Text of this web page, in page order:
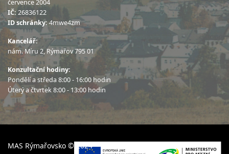
července 2004
IČ: 26836122
ID schránky:4mwe4zm
Kancelář:
nám. Míru 2, Rýmařov 795 01
Konzultační hodiny:
Pondělí a středa 8:00 - 16:00 hodin
Úterý a čtvrtek 8:00 - 13:00 hodin
MAS Rýmařovsko © 2024